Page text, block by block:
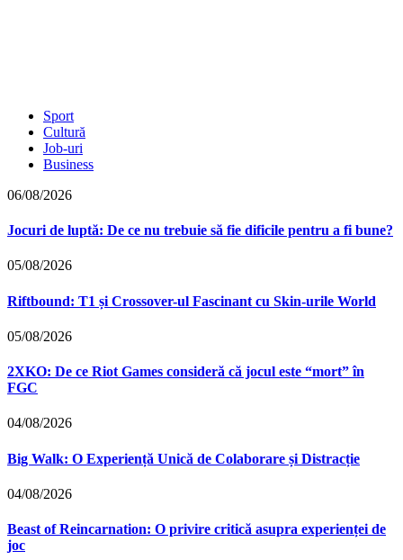
Sport
Cultură
Job-uri
Business
06/08/2026
Jocuri de luptă: De ce nu trebuie să fie dificile pentru a fi bune?
05/08/2026
Riftbound: T1 și Crossover-ul Fascinant cu Skin-urile World
05/08/2026
2XKO: De ce Riot Games consideră că jocul este “mort” în
FGC
04/08/2026
Big Walk: O Experiență Unică de Colaborare și Distracție
04/08/2026
Beast of Reincarnation: O privire critică asupra experienței de
joc